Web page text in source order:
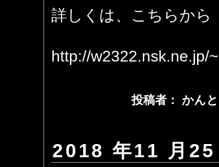
詳しくは、こちらから
http://w2322.nsk.ne.jp/
投稿者： かん
2018 年11 月